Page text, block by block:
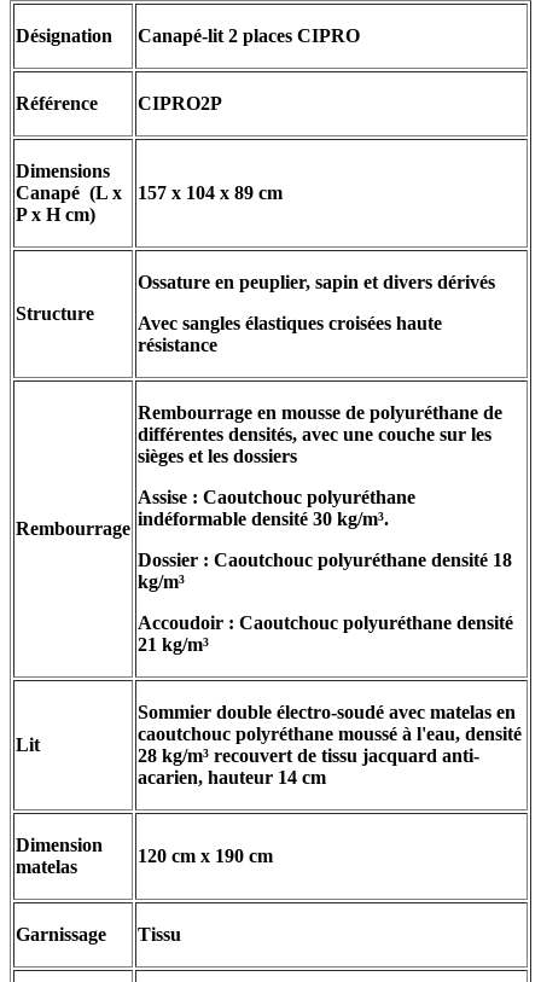
Désignation Canapé-lit 2 places CIPRO
Référence CIPRO2P
Dimensions
Canapé (L x
P x H cm)
157 x 104 x 89 cm
Structure
Ossature en peuplier, sapin et divers dérivés
Avec sangles élastiques croisées haute
résistance
Rembourrage
Rembourrage en mousse de polyuréthane de
différentes densités, avec une couche sur les
sièges et les dossiers
Assise : Caoutchouc polyuréthane
indéformable densité 30 kg/m³.
Dossier : Caoutchouc polyuréthane densité 18
kg/m³
Accoudoir : Caoutchouc polyuréthane densité
21 kg/m³
Lit
Sommier double électro-soudé avec matelas en
caoutchouc polyréthane moussé à l'eau, densité
28 kg/m³ recouvert de tissu jacquard anti-
acarien, hauteur 14 cm
Dimension
matelas
120 cm x 190 cm
Garnissage Tissu